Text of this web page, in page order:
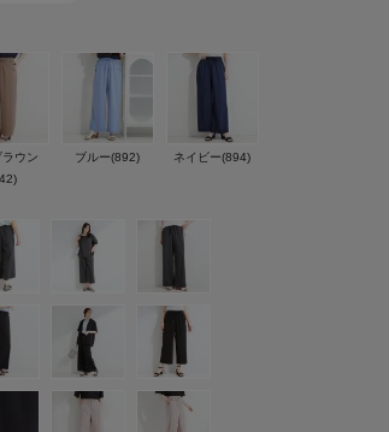
ラウン
ブルー(892) ネイビー(894)